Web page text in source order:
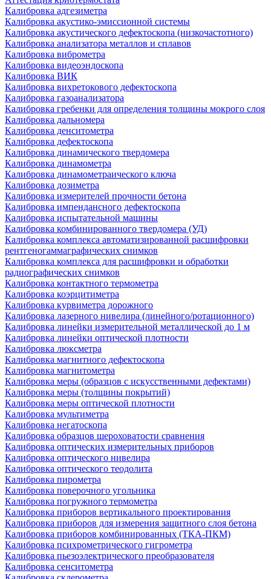
Калибровка адгезиметра
Калибровка акустико-эмиссионной системы
Калибровка акустического дефектоскопа (низкочастотного)
Калибровка анализатора металлов и сплавов
Калибровка виброметра
Калибровка видеоэндоскопа
Калибровка ВИК
Калибровка вихретокового дефектоскопа
Калибровка газоанализатора
Калибровка гребенки для определения толщины мокрого слоя
Калибровка дальномера
Калибровка денситометра
Калибровка дефектоскопа
Калибровка динамического твердомера
Калибровка динамометра
Калибровка динамометраического ключа
Калибровка дозиметра
Калибровка измерителей прочности бетона
Калибровка импендансного дефектоскопа
Калибровка испытательной машины
Калибровка комбинированного твердомера (УД)
Калибровка комплекса автоматизированной расшифровки
рентгеногаммаграфических снимков
Калибровка комплекса для расшифровки и обработки
радиографических снимков
Калибровка контактного термометра
Калибровка коэрцитиметра
Калибровка курвиметра дорожного
Калибровка лазерного нивелира (линейного/ротационного)
Калибровка линейки измерительной металлической до 1 м
Калибровка линейки оптической плотности
Калибровка люксметра
Калибровка магнитного дефектоскопа
Калибровка магнитометра
Калибровка меры (образцов с искусственными дефектами)
Калибровка меры (толщины покрытий)
Калибровка меры оптической плотности
Калибровка мультиметра
Калибровка негатоскопа
Калибровка образцов шероховатости сравнения
Калибровка оптических измерительных приборов
Калибровка оптического нивелира
Калибровка оптического теодолита
Калибровка пирометра
Калибровка поверочного угольника
Калибровка погружного термометра
Калибровка приборов вертикального проектирования
Калибровка приборов для измерения защитного слоя бетона
Калибровка приборов комбинированных (ТКА-ПКМ)
Калибровка психрометрического гигрометра
Калибровка пьезоэлектрического преобразователя
Калибровка сенситометра